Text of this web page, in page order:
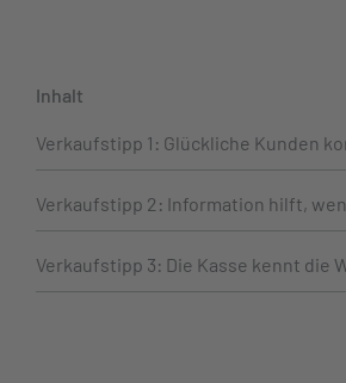
Inhalt
Verkaufstipp 1: Glückliche Kunden
Verkaufstipp 2: Information hilft,
Verkaufstipp 3: Die Kasse kennt die